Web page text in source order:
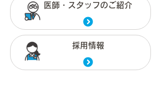
医師・スタッフのご紹介
採用情報